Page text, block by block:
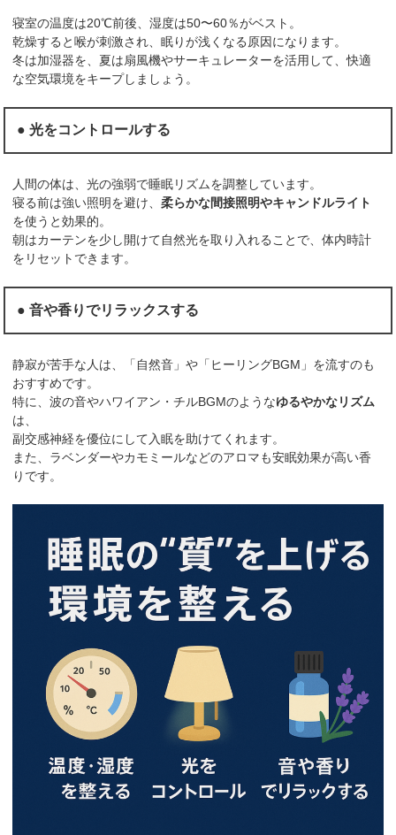
寝室の温度は20℃前後、湿度は50〜60％がベスト。
乾燥すると喉が刺激され、眠りが浅くなる原因になります。
冬は加湿器を、夏は扇風機やサーキュレーターを活用して、快適
な空気環境をキープしましょう。
● 光をコントロールする
人間の体は、光の強弱で睡眠リズムを調整しています。
寝る前は強い照明を避け、柔らかな間接照明やキャンドルライト
を使うと効果的。
朝はカーテンを少し開けて自然光を取り入れることで、体内時計
をリセットできます。
● 音や香りでリラックスする
静寂が苦手な人は、「自然音」や「ヒーリングBGM」を流すのも
おすすめです。
特に、波の音やハワイアン・チルBGMのようなゆるやかなリズム
は、
副交感神経を優位にして入眠を助けてくれます。
また、ラベンダーやカモミールなどのアロマも安眠効果が高い香
りです。